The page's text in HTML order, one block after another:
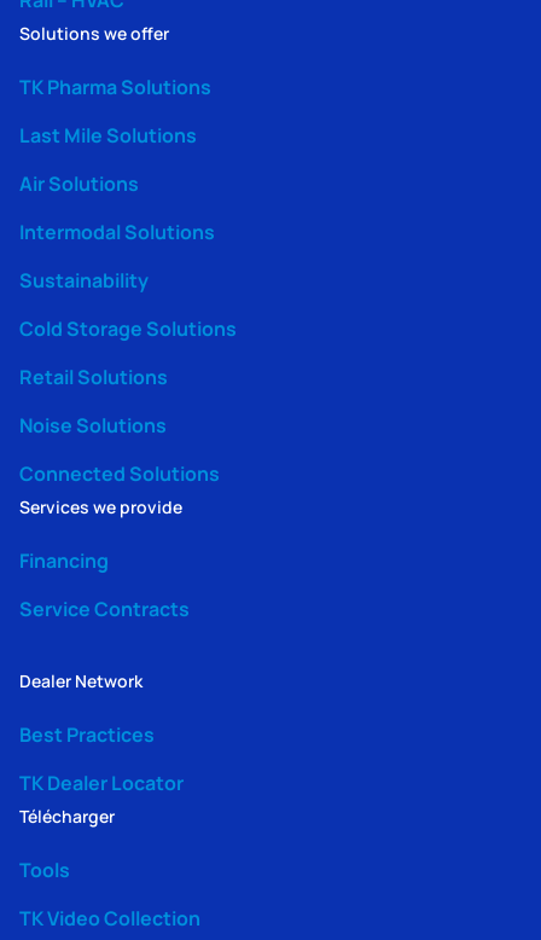
Solutions we offer
TK Pharma Solutions
Last Mile Solutions
Air Solutions
Intermodal Solutions
Sustainability
Cold Storage Solutions
Retail Solutions
Noise Solutions
Connected Solutions
Services we provide
Financing
Service Contracts
Dealer Network
Best Practices
TK Dealer Locator
Télécharger
Tools
TK Video Collection